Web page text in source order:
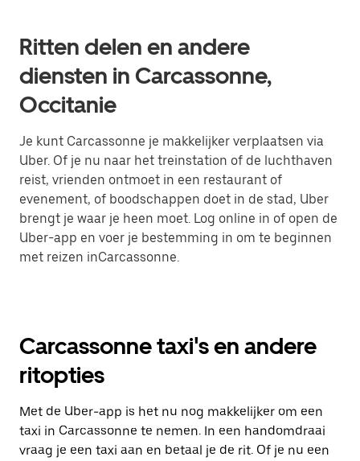
Ritten delen en andere
diensten in Carcassonne,
Occitanie
Je kunt Carcassonne je makkelijker verplaatsen via
Uber. Of je nu naar het treinstation of de luchthaven
reist, vrienden ontmoet in een restaurant of
evenement, of boodschappen doet in de stad, Uber
brengt je waar je heen moet. Log online in of open de
Uber-app en voer je bestemming in om te beginnen
met reizen inCarcassonne.
Carcassonne taxi's en andere
ritopties
Met de Uber-app is het nu nog makkelijker om een
taxi in Carcassonne te nemen. In een handomdraai
vraag je een taxi aan en betaal je de rit. Of je nu een